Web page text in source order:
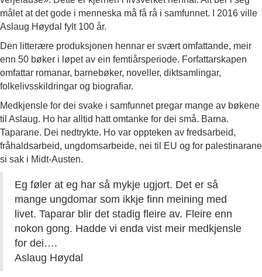
målet at det gode i menneska må få rå i samfunnet. I 2016 ville
Aslaug Høydal fylt 100 år.
Den litterære produksjonen hennar er svært omfattande, meir
enn 50 bøker i løpet av ein femtiårsperiode. Forfattarskapen
omfattar romanar, barnebøker, noveller, diktsamlingar,
folkelivsskildringar og biografiar.
Medkjensle for dei svake i samfunnet pregar mange av bøkene
til Aslaug. Ho har alltid hatt omtanke for dei små. Barna.
Taparane. Dei nedtrykte. Ho var oppteken av fredsarbeid,
fråhaldsarbeid, ungdomsarbeide, nei til EU og for palestinarane
si sak i Midt-Austen.
Eg føler at eg har så mykje ugjort. Det er så
mange ungdomar som ikkje finn meining med
livet. Taparar blir det stadig fleire av. Fleire enn
nokon gong. Hadde vi enda vist meir medkjensle
for dei….
Aslaug Høydal